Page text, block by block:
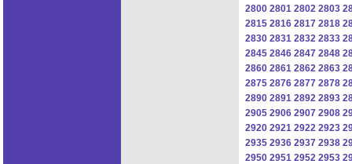
2800 2801 2802 2803
2815 2816 2817 2818
2830 2831 2832 2833
2845 2846 2847 2848
2860 2861 2862 2863
2875 2876 2877 2878
2890 2891 2892 2893
2905 2906 2907 2908
2920 2921 2922 2923
2935 2936 2937 2938
2950 2951 2952 2953